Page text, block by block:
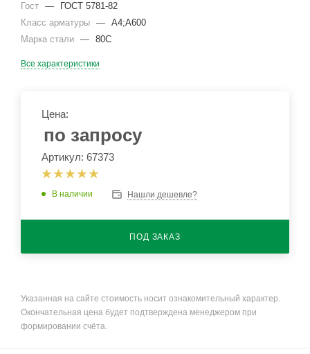
Гост —
ГОСТ 5781-82
Класс арматуры — А4;А600
Марка стали — 80С
Все характеристики
Цена:
по запросу
Артикул: 67373
В наличии Нашли дешевле?
ПОД ЗАКАЗ
Указанная на сайте стоимость носит ознакомительный характер.
Окончательная цена будет подтверждена менеджером при
формировании счёта.